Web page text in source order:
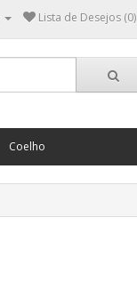
Lista de Desejos (0)
Coelho